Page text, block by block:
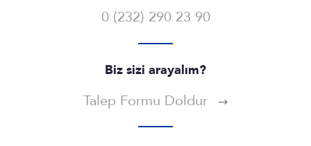
0 (232) 290 23 90
Biz sizi arayalım?
Talep Formu Doldur